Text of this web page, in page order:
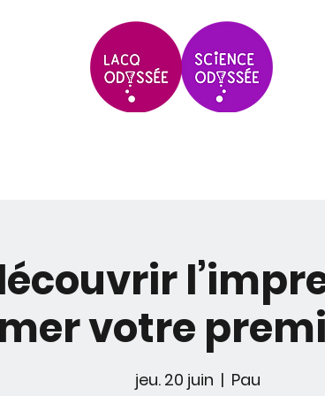
votre
jeu. 20 juin
  |
Pau